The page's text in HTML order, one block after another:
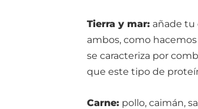
Tierra y mar: añade tu
ambos, como
se caracteriza por
que este tipo de
Carne: pollo, caimán,